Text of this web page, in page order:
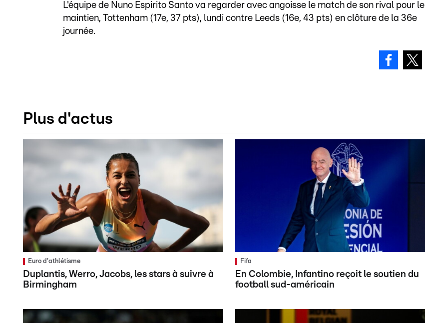
L'équipe de Nuno Espirito Santo va regarder avec angoisse le match de son rival pour le
maintien, Tottenham (17e, 37 pts), lundi contre Leeds (16e, 43 pts) en clôture de la 36e
journée.
Plus d'actus
Euro d'athlétisme
Duplantis, Werro, Jacobs, les stars à suivre à
Birmingham
Fifa
En Colombie, Infantino reçoit le soutien du
football sud-américain